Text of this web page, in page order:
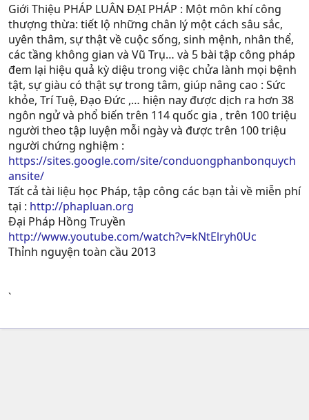
Giới Thiệu PHÁP LUÂN ĐẠI PHÁP : Một môn khí công
thượng thừa: tiết lộ những chân lý một cách sâu sắc,
uyên thâm, sự thật về cuộc sống, sinh mệnh, nhân thể,
các tầng không gian và Vũ Trụ… và 5 bài tập công pháp
đem lại hiệu quả kỳ diệu trong việc chửa lành mọi bệnh
tật, sự giàu có thật sự trong tâm, giúp nâng cao : Sức
khỏe, Trí Tuệ, Ðạo Ðức ,… hiện nay được dịch ra hơn 38
ngôn ngử và phổ biến trên 114 quốc gia , trên 100 triệu
người theo tập luyện mỗi ngày và được trên 100 triệu
người chứng nghiệm :
https://sites.google.com/site/conduongphanbonquych
ansite/
Tất cả tài liệu học Pháp, tập công các bạn tải về miễn phí
tại : http://phapluan.org
Đại Pháp Hồng Truyền
http://www.youtube.com/watch?v=kNtElryh0Uc
Thỉnh nguyện toàn cầu 2013
`